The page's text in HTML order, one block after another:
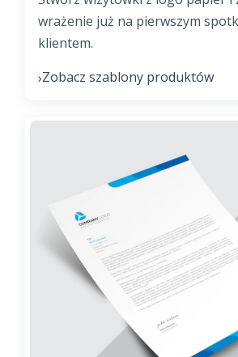
wrażenie już na pierwszym
klientem.
›Zobacz szablony produktów